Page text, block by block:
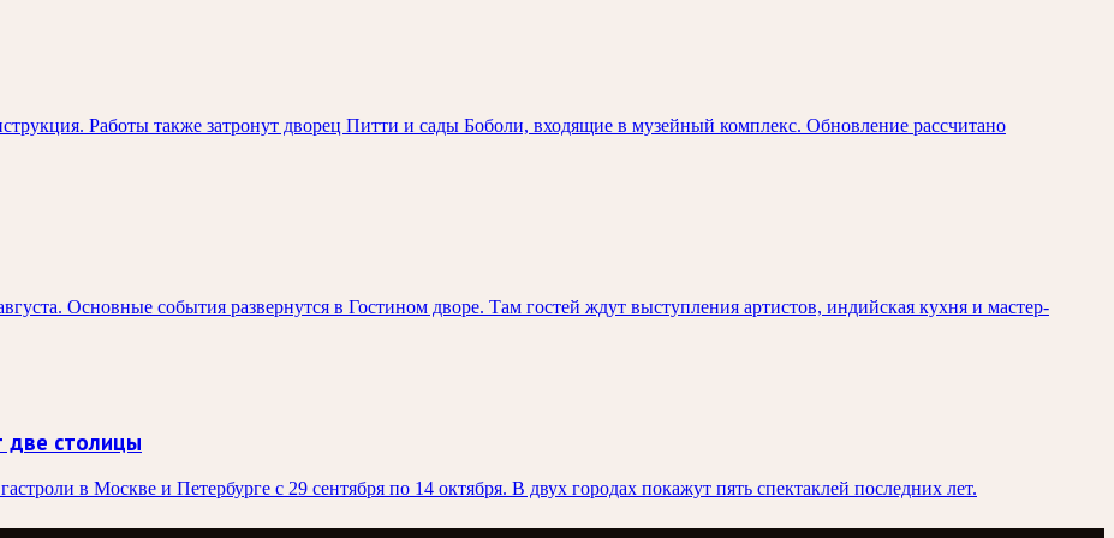
Работы также затронут дворец Питти и сады Боболи, входящие в музейный комплекс. Обновление рассчитано
Основные события развернутся в Гостином дворе. Там гостей ждут выступления артистов, индийская кухня и мастер-
две столицы
в Москве и Петербурге с 29 сентября по 14 октября. В двух городах покажут пять спектаклей последних лет.